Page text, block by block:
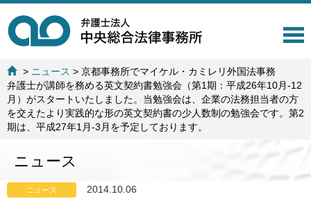
T
l
e
n
> ニュース >京都事務所でマイケル・カミレリ外国法事務
弁護士が講師を務める英文契約書勉強会（第1期：平成26年10月-12
月）がスタートいたしました。当勉強会は、企業の法務担当者の方
を交えたより実践的な形の英文契約書の少人数制の勉強会です。第2
期は、平成27年1月-3月を予定しております。
ニュース
ニュース
2014.10.06